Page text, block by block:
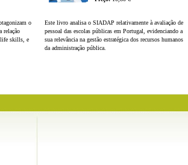
o
relação
life skills, e
Este livro analisa o SIADAP relativamente à avaliação de
pessoal das escolas públicas em Portugal, evidenciando a
sua relevância na gestão estratégica dos recursos humanos
da administração pública.